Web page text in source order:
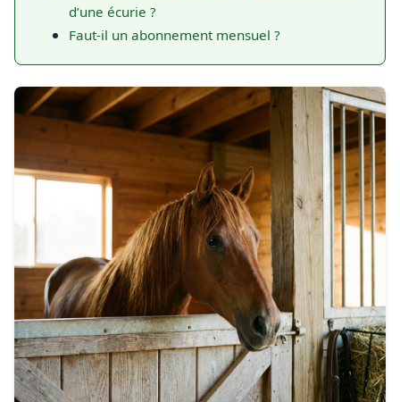
d’une écurie ?
Faut-il un abonnement mensuel ?